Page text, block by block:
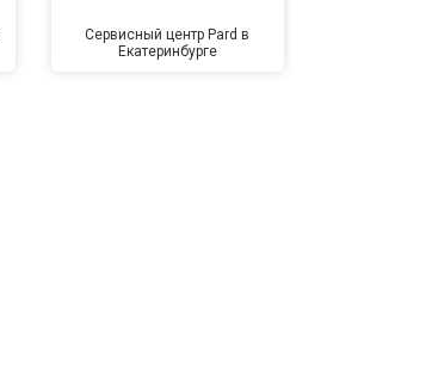
Сервисный центр Pard в
Екатеринбурге